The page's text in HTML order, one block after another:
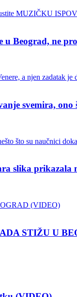
Beograd, ne
svemira, ono
prikazala
STIŽU U